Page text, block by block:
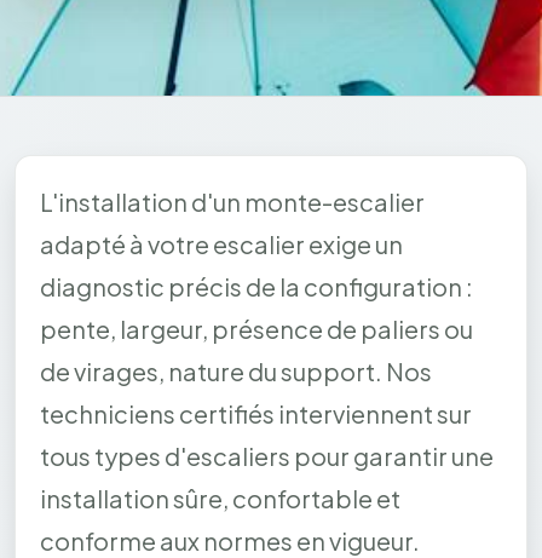
L'installation d'un monte-escalier
adapté à votre escalier exige un
diagnostic précis de la configuration :
pente, largeur, présence de paliers ou
de virages, nature du support. Nos
techniciens certifiés interviennent sur
tous types d'escaliers pour garantir une
installation sûre, confortable et
conforme aux normes en vigueur.